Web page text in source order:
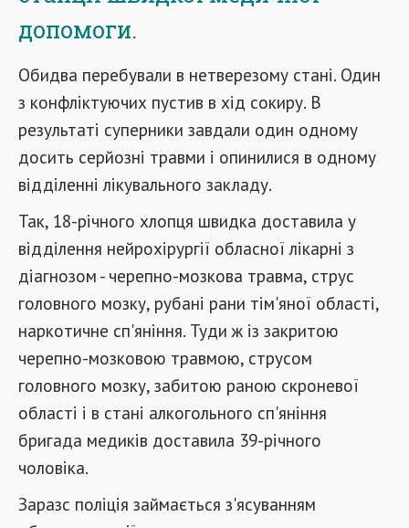
допомоги.
Обидва перебували в нетверезому стані. Один
з конфліктуючих пустив в хід сокиру. В
результаті суперники завдали один одному
досить серйозні травми і опинилися в одному
відділенні лікувального закладу.
Так, 18-річного хлопця швидка доставила у
відділення нейрохірургії обласної лікарні з
діагнозом - черепно-мозкова травма, струс
головного мозку, рубані рани тім'яної області,
наркотичне сп'яніння. Туди ж із закритою
черепно-мозковою травмою, струсом
головного мозку, забитою раною скроневої
області і в стані алкогольного сп'яніння
бригада медиків доставила 39-річного
чоловіка.
Заразс поліція займається з'ясуванням